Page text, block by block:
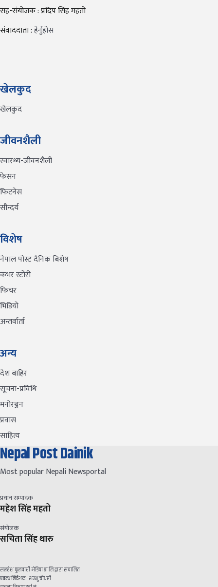
सह-संयोजक : प्रदिप सिंह महतो
संवाददाता :हेर्नुहोस
खेलकुद
खेलकुद
जीवनशैली
स्वास्थ्य-जीवनशैली
फेसन
फिटनेस
सौन्दर्य
विशेष
नेपाल पोस्ट दैनिक बिशेष
कभर स्टोरी
फिचर
भिडियो
अन्तर्वार्ता
अन्य
देश बाहिर
सूचना-प्रविधि
मनोरञ्जन
प्रवास
साहित्य
Nepal Post Dainik
Most popular Nepali Newsportal
प्रधान सम्पादक
महेश सिंह महतो
संयोजक
सचिता सिंह थारु
सलहेश फुलवारी मेडिया प्रा लि द्वारा संचालित
प्रबन्ध निर्देशक : शम्भु चौधरी